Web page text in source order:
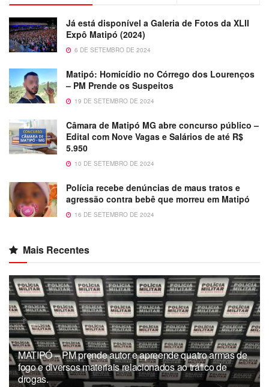
Já está disponível a Galeria de Fotos da XLII
Expô Matipó (2024)
6 DE SETEMBRO DE 2024
Matipó: Homicídio no Córrego dos Lourenços
– PM Prende os Suspeitos
19 DE SETEMBRO DE 2024
Câmara de Matipó MG abre concurso público –
Edital com Nove Vagas e Salários de até R$
5.950
10 DE SETEMBRO DE 2024
Polícia recebe denúncias de maus tratos e
agressão contra bebê que morreu em Matipó
16 DE SETEMBRO DE 2024
Mais Recentes
MATIPÓ – PM prende autor e apreende quatro armas de
fogo e diversos materiais relacionados ao tráfico de
drogas.